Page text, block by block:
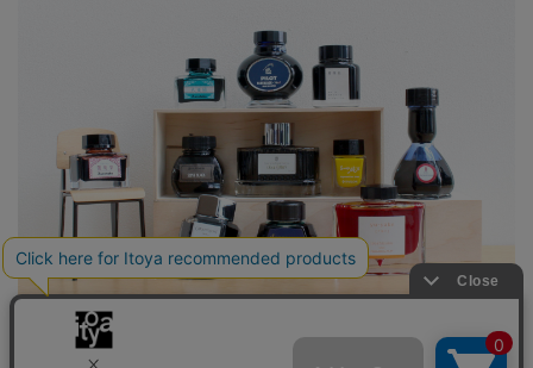
伊東屋の「インク棚」 オンラインストアのインクが大集